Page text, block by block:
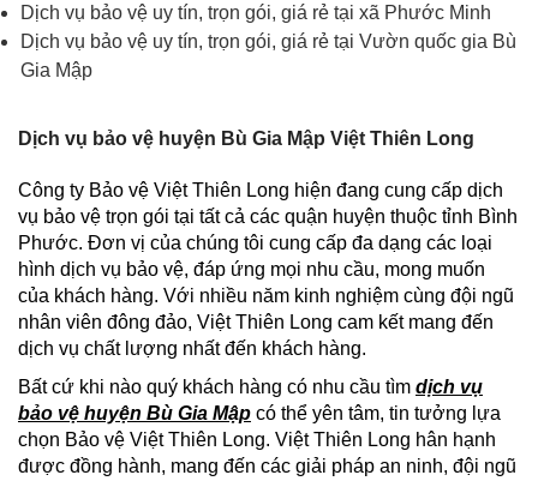
Dịch vụ bảo vệ uy tín, trọn gói, giá rẻ tại xã Phước Minh
Dịch vụ bảo vệ uy tín, trọn gói, giá rẻ tại Vườn quốc gia Bù
Gia Mập
Dịch vụ bảo vệ huyện Bù Gia Mập Việt Thiên Long
Công ty Bảo vệ Việt Thiên Long hiện đang cung cấp dịch
vụ bảo vệ trọn gói tại tất cả các quận huyện thuộc tỉnh Bình
Phước. Đơn vị của chúng tôi cung cấp đa dạng các loại
hình dịch vụ bảo vệ, đáp ứng mọi nhu cầu, mong muốn
của khách hàng. Với nhiều năm kinh nghiệm cùng đội ngũ
nhân viên đông đảo, Việt Thiên Long cam kết mang đến
dịch vụ chất lượng nhất đến khách hàng.
Bất cứ khi nào quý khách hàng có nhu cầu tìm dịch vụ
bảo vệ huyện Bù Gia Mập có thể yên tâm, tin tưởng lựa
chọn Bảo vệ Việt Thiên Long. Việt Thiên Long hân hạnh
được đồng hành, mang đến các giải pháp an ninh, đội ngũ